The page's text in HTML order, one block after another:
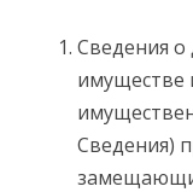
Сведения о
имуществе
Сведения)